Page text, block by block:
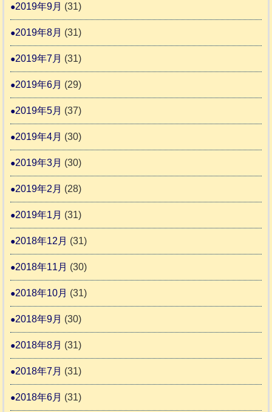
2019年9月 (31)
2019年8月 (31)
2019年7月 (31)
2019年6月 (29)
2019年5月 (37)
2019年4月 (30)
2019年3月 (30)
2019年2月 (28)
2019年1月 (31)
2018年12月 (31)
2018年11月 (30)
2018年10月 (31)
2018年9月 (30)
2018年8月 (31)
2018年7月 (31)
2018年6月 (31)